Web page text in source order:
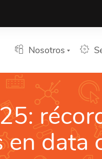
Nosotros
data